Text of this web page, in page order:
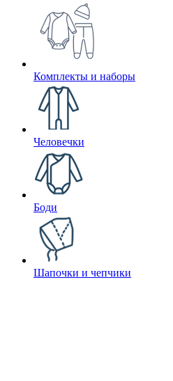
Комплекты и наборы
Человечки
Боди
Шапочки и чепчики